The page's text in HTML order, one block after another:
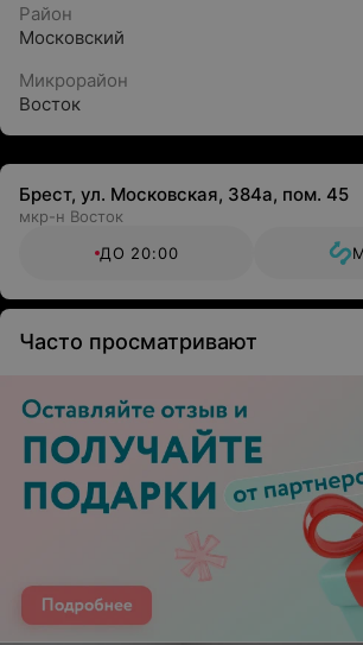
Район
Московский
Микрорайон
Восток
Брест, ул. Московская, 384а, пом. 45
мкр-н Восток
ДО 20:00
Часто просматривают